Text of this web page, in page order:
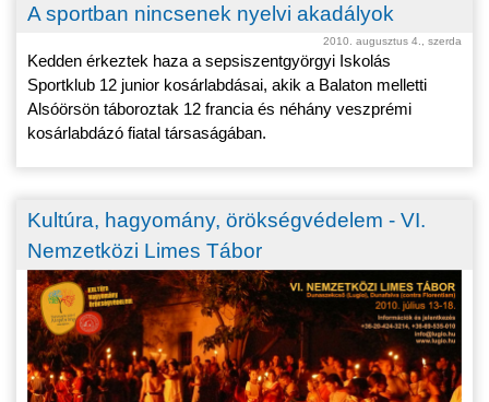
A sportban nincsenek nyelvi akadályok
2010. augusztus 4., szerda
Kedden érkeztek haza a sepsiszentgyörgyi Iskolás
Sportklub 12 junior kosárlabdásai, akik a Balaton melletti
Alsóörsön táboroztak 12 francia és néhány veszprémi
kosárlabdázó fiatal társaságában.
Kultúra, hagyomány, örökségvédelem - VI.
Nemzetközi Limes Tábor